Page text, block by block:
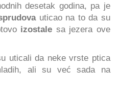
desetak godina, pa je
uticao na to da su
izostale sa jezera ove
uticali da neke vrste ptica
ali su već sada na